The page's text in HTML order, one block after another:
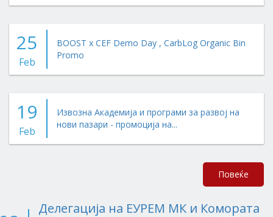
25
Feb
BOOST x CEF Demo Day , CarbLog Organic Bin
Promo
19
Feb
Извозна Академија и програми за развој на
нови пазари - промоција на...
Повеќе
Делегација на ЕУРЕМ МК и Комората